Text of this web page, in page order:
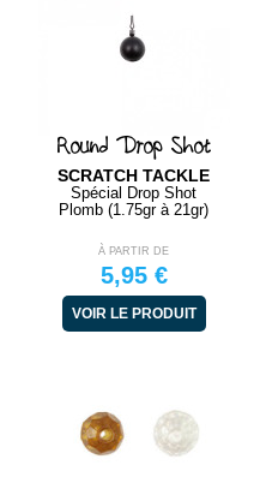
Round Drop Shot
SCRATCH TACKLE
Spécial Drop Shot
Plomb (1.75gr à 21gr)
À PARTIR DE
5,95 €
VOIR LE PRODUIT